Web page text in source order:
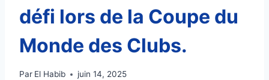
défi lors de la Coupe du
Monde des Clubs.
Par El Habib juin 14, 2025